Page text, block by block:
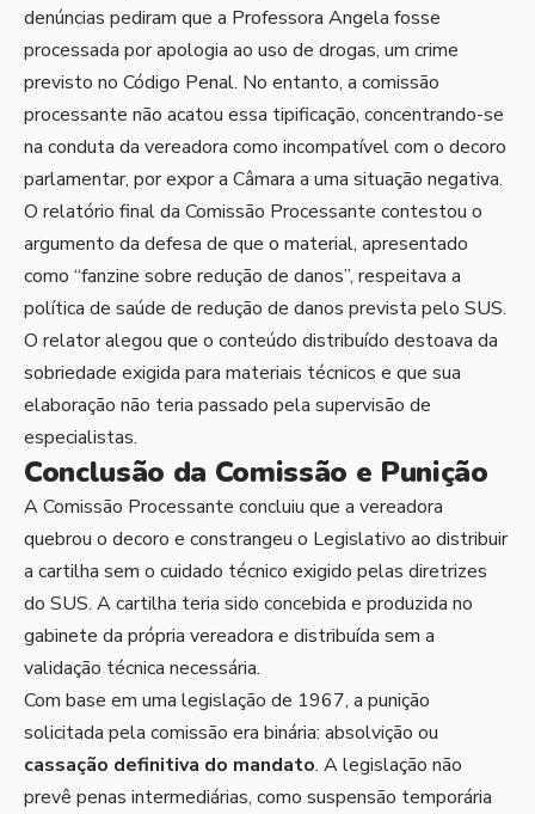
denúncias pediram que a Professora Angela fosse
processada por apologia ao uso de drogas, um crime
previsto no Código Penal. No entanto, a comissão
processante não acatou essa tipificação, concentrando-se
na conduta da vereadora como incompatível com o decoro
parlamentar, por expor a Câmara a uma situação negativa.
O relatório final da Comissão Processante contestou o
argumento da defesa de que o material, apresentado
como “fanzine sobre redução de danos”, respeitava a
política de saúde de redução de danos prevista pelo SUS.
O relator alegou que o conteúdo distribuído destoava da
sobriedade exigida para materiais técnicos e que sua
elaboração não teria passado pela supervisão de
especialistas.
Conclusão da Comissão e Punição
A Comissão Processante concluiu que a vereadora
quebrou o decoro e constrangeu o Legislativo ao distribuir
a cartilha sem o cuidado técnico exigido pelas diretrizes
do SUS. A cartilha teria sido concebida e produzida no
gabinete da própria vereadora e distribuída sem a
validação técnica necessária.
Com base em uma legislação de 1967, a punição
solicitada pela comissão era binária: absolvição ou
cassação definitiva do mandato. A legislação não
prevê penas intermediárias, como suspensão temporária